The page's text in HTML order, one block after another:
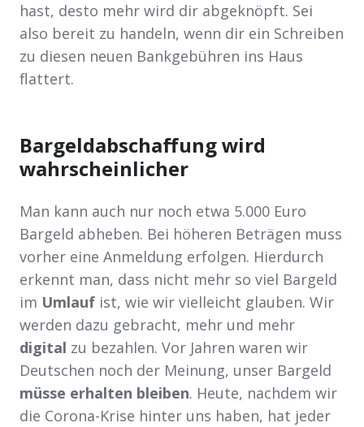
hast, desto mehr wird dir abgeknöpft. Sei
also bereit zu handeln, wenn dir ein Schreiben
zu diesen neuen Bankgebühren ins Haus
flattert.
Bargeldabschaffung wird
wahrscheinlicher
Man kann auch nur noch etwa 5.000 Euro
Bargeld abheben. Bei höheren Beträgen muss
vorher eine Anmeldung erfolgen. Hierdurch
erkennt man, dass nicht mehr so viel Bargeld
im Umlauf ist, wie wir vielleicht glauben. Wir
werden dazu gebracht, mehr und mehr
digital zu bezahlen. Vor Jahren waren wir
Deutschen noch der Meinung, unser Bargeld
müsse erhalten bleiben. Heute, nachdem wir
die Corona-Krise hinter uns haben, hat jeder